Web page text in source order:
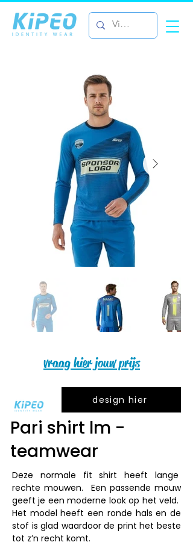
vraag hier jouw prijs
design hier
Pari shirt lm -
teamwear
Deze normale fit shirt heeft lange
rechte mouwen.  Een passende mouw
geeft je een moderne look op het veld.
Het model heeft een ronde hals en de
stof is glad waardoor de print het beste
tot z’n recht komt.